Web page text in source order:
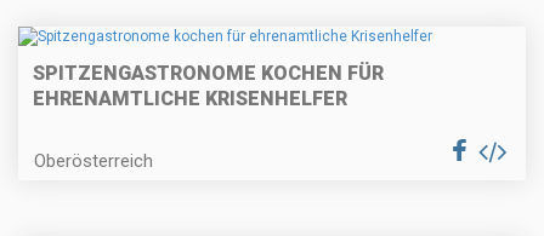
SPITZENGASTRONOME KOCHEN FÜR
EHRENAMTLICHE KRISENHELFER
Oberösterreich